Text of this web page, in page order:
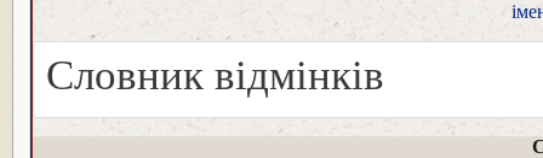
Словник відмінків